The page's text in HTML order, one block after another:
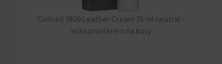
Collonil 1909 Leather Cream 75 ml neutral -
exkluzivní krém na boty